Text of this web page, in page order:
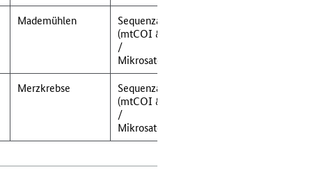
Mademühlen
Sequenzanalyse
(mtCOI & 16S-rRNA)
/
Mikrosatellitenanalyse
Merzkrebse
Sequenzanalyse
(mtCOI & 16S-rRNA)
/
Mikrosatellitenanalyse